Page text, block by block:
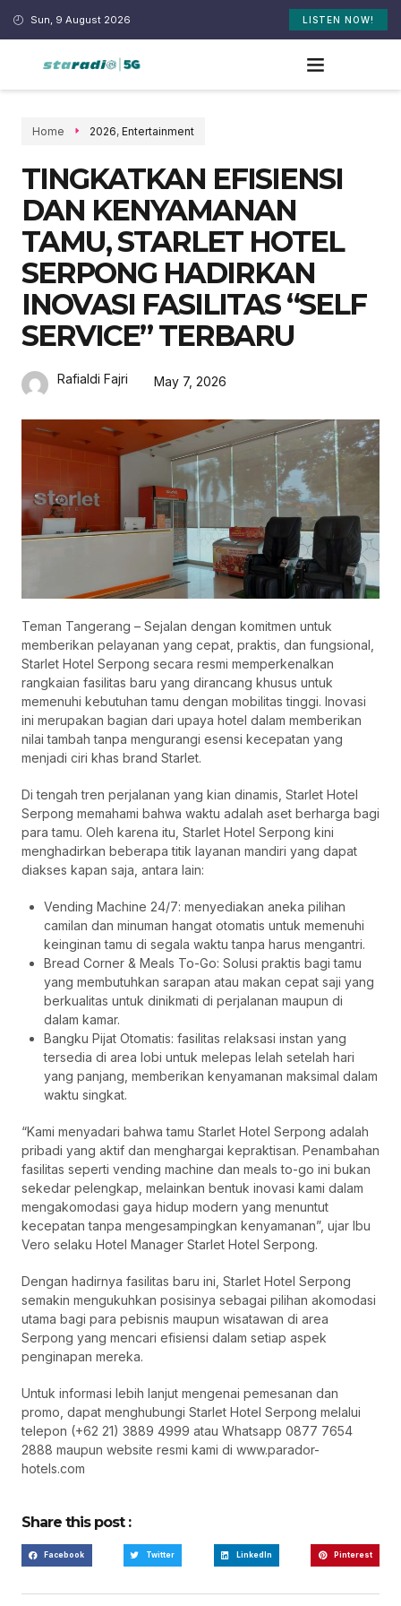
Sun, 9 August 2026 LISTEN NOW!
Home 2026, Entertainment
TINGKATKAN EFISIENSI
DAN KENYAMANAN
TAMU, STARLET HOTEL
SERPONG HADIRKAN
INOVASI FASILITAS “SELF
SERVICE” TERBARU
Rafialdi Fajri May 7, 2026
Teman Tangerang – Sejalan dengan komitmen untuk
memberikan pelayanan yang cepat, praktis, dan fungsional,
Starlet Hotel Serpong secara resmi memperkenalkan
rangkaian fasilitas baru yang dirancang khusus untuk
memenuhi kebutuhan tamu dengan mobilitas tinggi. Inovasi
ini merupakan bagian dari upaya hotel dalam memberikan
nilai tambah tanpa mengurangi esensi kecepatan yang
menjadi ciri khas brand Starlet.
Di tengah tren perjalanan yang kian dinamis, Starlet Hotel
Serpong memahami bahwa waktu adalah aset berharga bagi
para tamu. Oleh karena itu, Starlet Hotel Serpong kini
menghadirkan beberapa titik layanan mandiri yang dapat
diakses kapan saja, antara lain:
Vending Machine 24/7: menyediakan aneka pilihan
camilan dan minuman hangat otomatis untuk memenuhi
keinginan tamu di segala waktu tanpa harus mengantri.
Bread Corner & Meals To-Go: Solusi praktis bagi tamu
yang membutuhkan sarapan atau makan cepat saji yang
berkualitas untuk dinikmati di perjalanan maupun di
dalam kamar.
Bangku Pijat Otomatis: fasilitas relaksasi instan yang
tersedia di area lobi untuk melepas lelah setelah hari
yang panjang, memberikan kenyamanan maksimal dalam
waktu singkat.
“Kami menyadari bahwa tamu Starlet Hotel Serpong adalah
pribadi yang aktif dan menghargai kepraktisan. Penambahan
fasilitas seperti vending machine dan meals to-go ini bukan
sekedar pelengkap, melainkan bentuk inovasi kami dalam
mengakomodasi gaya hidup modern yang menuntut
kecepatan tanpa mengesampingkan kenyamanan”, ujar Ibu
Vero selaku Hotel Manager Starlet Hotel Serpong.
Dengan hadirnya fasilitas baru ini, Starlet Hotel Serpong
semakin mengukuhkan posisinya sebagai pilihan akomodasi
utama bagi para pebisnis maupun wisatawan di area
Serpong yang mencari efisiensi dalam setiap aspek
penginapan mereka.
Untuk informasi lebih lanjut mengenai pemesanan dan
promo, dapat menghubungi Starlet Hotel Serpong melalui
telepon (+62 21) 3889 4999 atau Whatsapp 0877 7654
2888 maupun website resmi kami di www.parador-
hotels.com
Share this post :
Facebook Twitter LinkedIn Pinterest